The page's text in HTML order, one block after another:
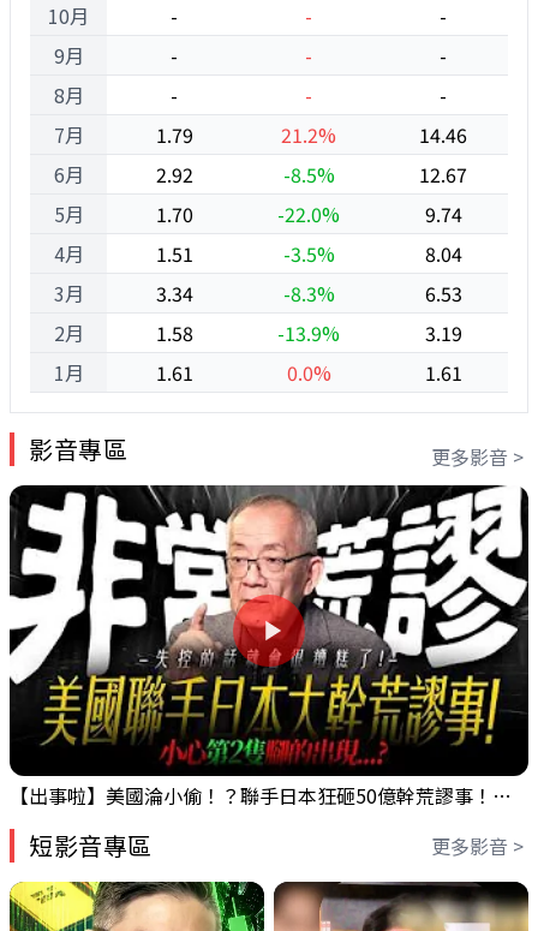
10月
9月
8月
7月
6月
5月
4月
3月
2月
1月
-
-
-
-
-
-
-
-
-
1.79
21.2%
14.46
2.92
-8.5%
12.67
1.70
-22.0%
9.74
1.51
-3.5%
8.04
3.34
-8.3%
6.53
1.58
-13.9%
3.19
1.61
0.0% 1.61
影音專區 更多影音 >
【出事啦】美國淪小偷！？聯手日本狂砸50億幹荒謬事！美元急殺黃金噴發，外資準備血洗台股！？｜ Mr.永年 李｜ 盤後講股 Mr.永年 李 2026 / 08 / 06
短影音專區 更多影音 >